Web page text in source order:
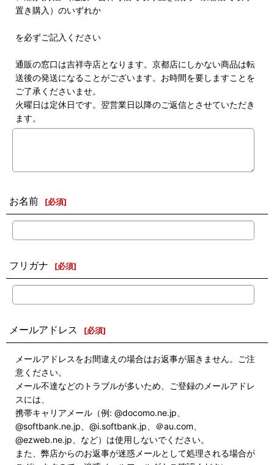
置き購入）のいずれか
を必ずご記入ください
通販の窓口は吉祥寺店となります。京都店にしかない商品は転
送後の発送になることがございます。お時間を要しますことを
ご了承くださいませ。
火曜日は定休日です。翌営業日以降のご返信とさせていただき
ます。
お名前 [必須]
フリガナ [必須]
メールアドレス [必須]
メールアドレスをお間違えの場合はお返事が届きません。ご注
意ください。
メール不達などのトラブルが多いため、ご登録のメールアドレ
スには、
携帯キャリアメール（例: @docomo.ne.jp、
@softbank.ne.jp、@i.softbank.jp、＠au.com、
@ezweb.ne.jp、など）は使用しないでください。
また、弊店からのお返事が迷惑メールとして処理される場合が